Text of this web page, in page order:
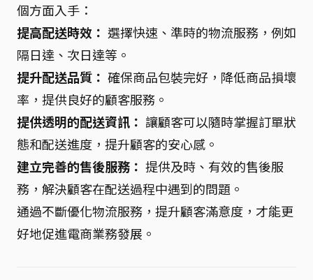
個方面入手：
提高配送時效： 選擇快速、準時的物流服務，例如
隔日達、次日達等。
提升配送品質： 確保商品包裝完好，降低商品損壞
率，提供良好的顧客服務。
提供透明的配送資訊： 讓顧客可以隨時掌握訂單狀
態和配送進度，提升顧客的安心感。
建立完善的售後服務： 提供及時、有效的售後服
務，解決顧客在配送過程中遇到的問題。
通過不斷優化物流服務，提升顧客滿意度，才能更
好地促進電商業務發展。